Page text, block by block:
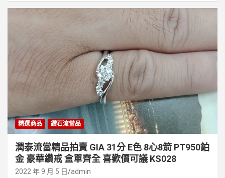
精選商品 鑽石流當品
潤泰流當精品拍賣 GIA 31分 E色 8心8箭 PT950鉑
金 豪華鑽戒 盒單齊全 喜歡價可議 KS028
2022 年 9 月 5 日 admin